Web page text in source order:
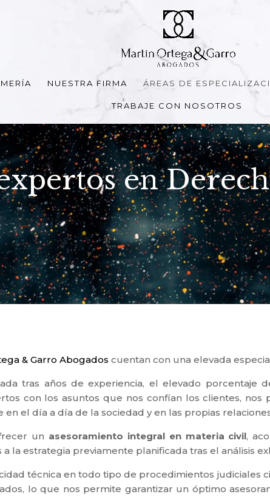
NUESTRA FIRMA ÁREAS DE
TRABAJE CON NOSOTROS
en
& Garro Abogados cuentan con una elevada
tras años de experiencia, el elevado
con los asuntos que nos confían los clientes,
el día a día de la sociedad y en las propias
un asesoramiento integral en materia civil,
la estrategia previamente planificada tras el análisis
técnica en todo tipo de procedimientos judiciales
lo que nos permite garantizar un óptimo